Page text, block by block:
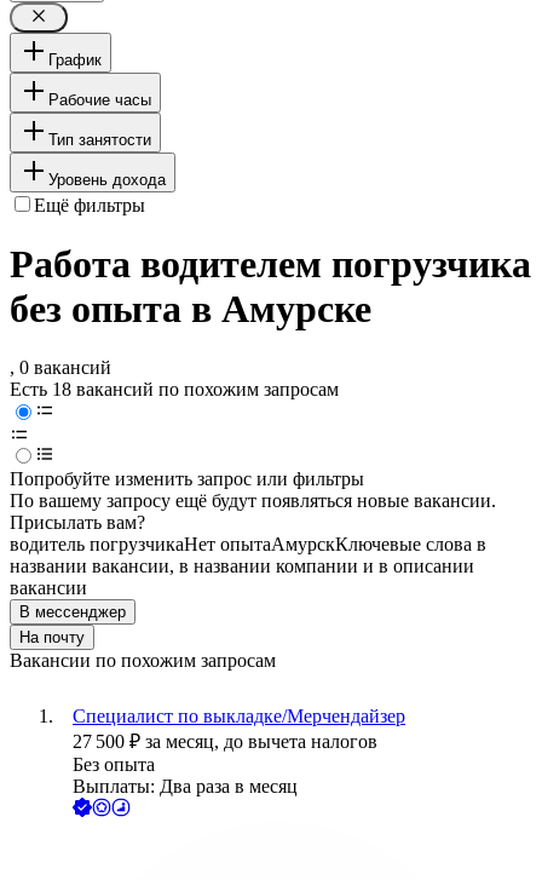
График
Рабочие часы
Тип занятости
Уровень дохода
Ещё фильтры
Работа водителем погрузчика
без опыта в Амурске
, 0 вакансий
Есть 18 вакансий по похожим запросам
Попробуйте изменить запрос или фильтры
По вашему запросу ещё будут появляться новые вакансии.
Присылать вам?
водитель погрузчикаНет опытаАмурскКлючевые слова в
названии вакансии, в названии компании и в описании
вакансии
В мессенджер
На почту
Вакансии по похожим запросам
Специалист по выкладке/Мерчендайзер
27 500 ₽ за месяц, до вычета налогов
Без опыта
Выплаты: Два раза в месяц